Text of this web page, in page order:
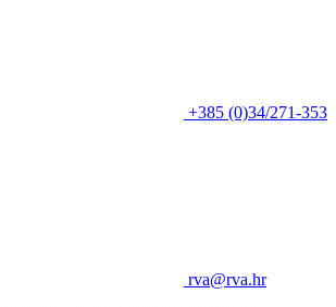
+385 (0)34/271-353
rva@rva.hr